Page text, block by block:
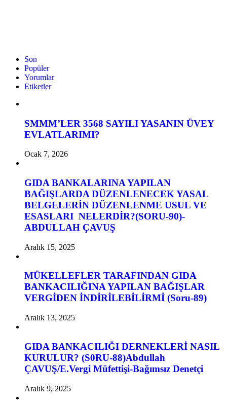
Son
Popüler
Yorumlar
Etiketler
SMMM’LER 3568 SAYILI YASANIN ÜVEY
EVLATLARIMI?
Ocak 7, 2026
GIDA BANKALARINA YAPILAN
BAĞIŞLARDA DÜZENLENECEK YASAL
BELGELERİN DÜZENLENME USUL VE
ESASLARI NELERDİR?(SORU-90)-
ABDULLAH ÇAVUŞ
Aralık 15, 2025
MÜKELLEFLER TARAFINDAN GIDA
BANKACILIĞINA YAPILAN BAĞIŞLAR
VERGİDEN İNDİRİLEBİLİRMİ (Soru-89)
Aralık 13, 2025
GIDA BANKACILIĞI DERNEKLERİ NASIL
KURULUR? (S0RU-88)Abdullah
ÇAVUŞ/E.Vergi Müfettişi-Bağımsız Denetçi
Aralık 9, 2025